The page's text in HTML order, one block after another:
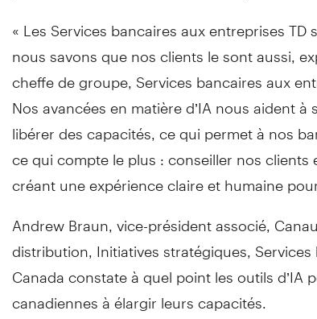
« Les Services bancaires aux entreprises TD
nous savons que nos clients le sont aussi,
cheffe de groupe, Services bancaires aux
Nos avancées en matière d’IA nous aident
libérer des capacités, ce qui permet à nos
ce qui compte le plus : conseiller nos
créant une expérience claire et humaine
Andrew Braun, vice-président associé,
distribution, Initiatives stratégiques, Services
Canada constate à quel point les outils d’IA
canadiennes à élargir leurs capacités.